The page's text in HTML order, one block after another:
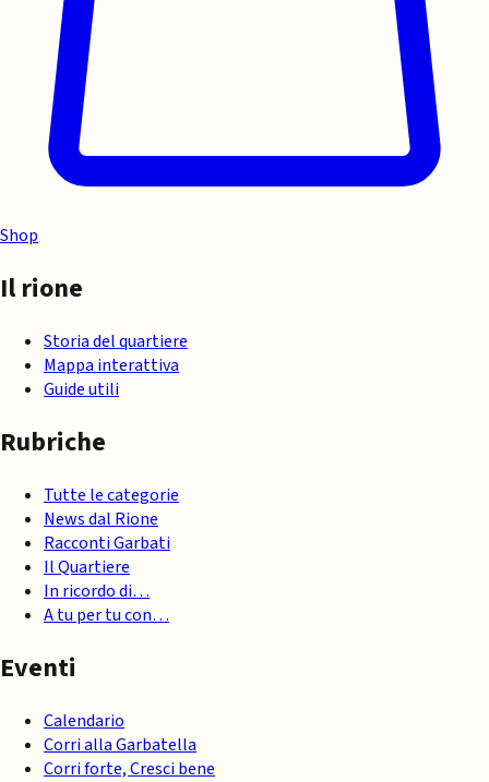
Shop
Il rione
Storia del quartiere
Mappa interattiva
Guide utili
Rubriche
Tutte le categorie
News dal Rione
Racconti Garbati
Il Quartiere
In ricordo di…
A tu per tu con…
Eventi
Calendario
Corri alla Garbatella
Corri forte, Cresci bene